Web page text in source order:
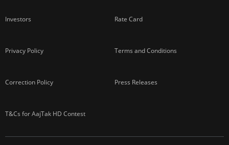
Investors Rate Card
Privacy Policy Terms and Conditions
Correction Policy Press Releases
T&Cs for AajTak HD Contest